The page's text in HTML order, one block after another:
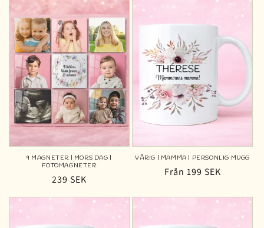
9 MAGNETER | MORS DAG |
FOTOMAGNETER
Ordinarie
239 SEK
VÅRIG | MAMMA | PERSONLIG MUGG
Ordinarie
Från 199 SEK